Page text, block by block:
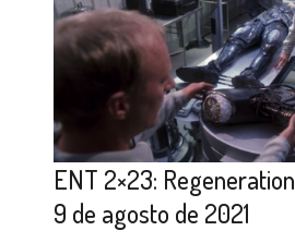
ENT 2×23: Regeneration
9 de agosto de 2021